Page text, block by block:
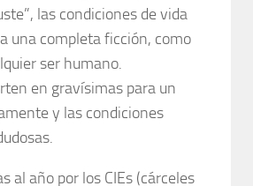
las condiciones de vida
una completa ficción, como
ser humano.
en gravísimas para un
y las condiciones
al año por los CIEs (cárceles